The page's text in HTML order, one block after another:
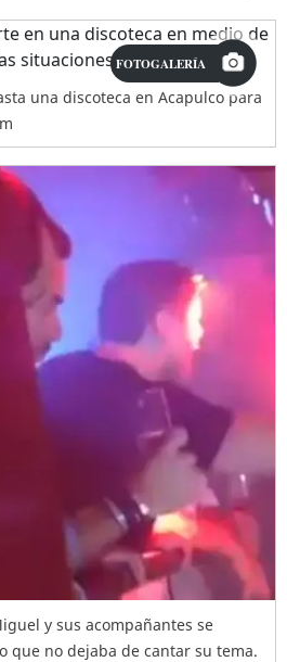
FOTOGALERÍA
una discoteca en Acapulco para
y sus acompañantes se
que no dejaba de cantar su tema.